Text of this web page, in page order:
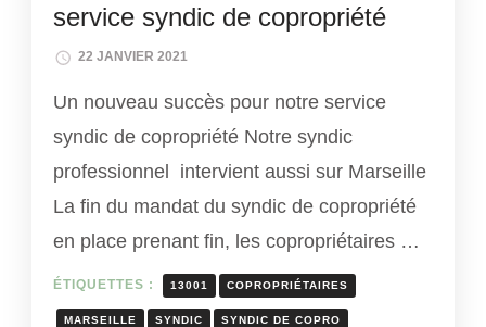
service syndic de copropriété
22 JANVIER 2021
Un nouveau succès pour notre service
syndic de copropriété Notre syndic
professionnel intervient aussi sur Marseille
La fin du mandat du syndic de copropriété
en place prenant fin, les copropriétaires …
ÉTIQUETTES : 13001 COPROPRIÉTAIRES
MARSEILLE SYNDIC SYNDIC DE COPRO